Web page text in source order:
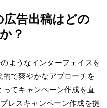
告出稿はどの
？
ようなインターフェイスを
的で爽やかなアプローチを
ってキャンペーン作成を直
レスキャンペーン作成を提